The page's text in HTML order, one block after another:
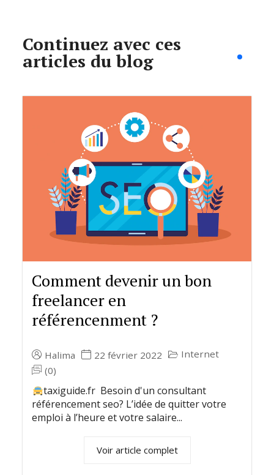
Continuez avec ces
articles du blog
Comment devenir un bon
freelancer en
référencenment ?
Halima 22 février 2022
Internet
(0)
taxiguide.fr Besoin d'un consultant
référencement seo? L’idée de quitter votre
emploi à l’heure et votre salaire...
Voir article complet